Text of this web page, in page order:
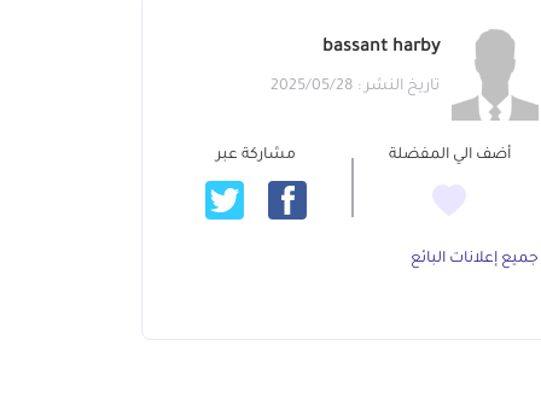
bassant harby
تاريخ النشر : 2025/05/28
أضف الي المفضلة مشاركة عبر
جميع إعلانات البائع